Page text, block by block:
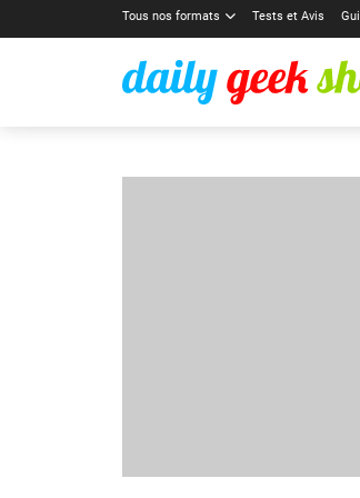
Tous nos formats Tests et Avis